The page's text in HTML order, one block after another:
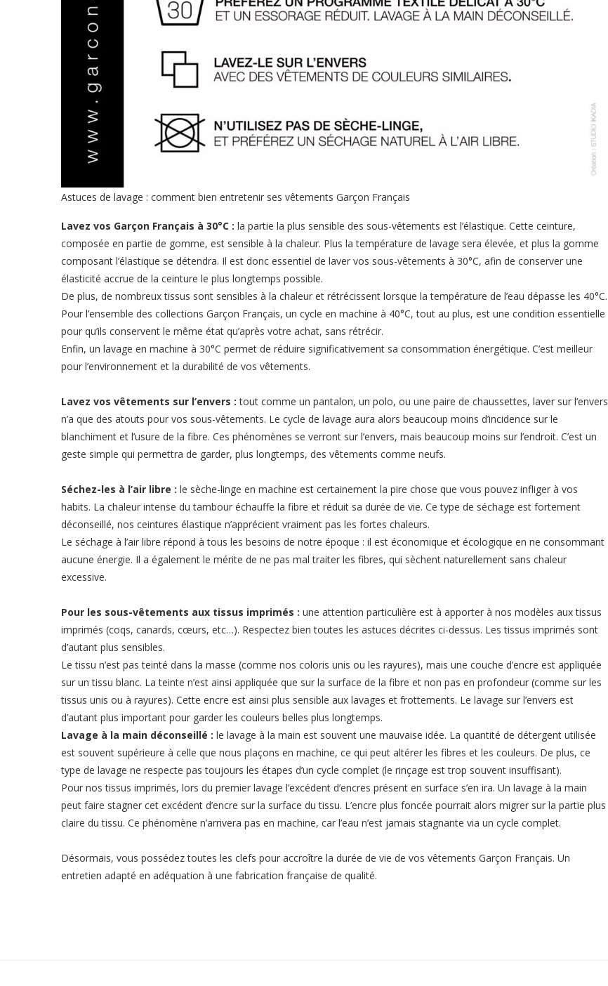
Astuces de lavage : comment bien entretenir ses vêtements Garçon Français
Lavez vos Garçon Français à 30°C : la partie la plus sensible des sous-vêtements est l’élastique. Cette ceinture,
composée en partie de gomme, est sensible à la chaleur. Plus la température de lavage sera élevée, et plus la gomme
composant l’élastique se détendra. Il est donc essentiel de laver vos sous-vêtements à 30°C, afin de conserver une
élasticité accrue de la ceinture le plus longtemps possible.
De plus, de nombreux tissus sont sensibles à la chaleur et rétrécissent lorsque la température de l’eau dépasse les 40°C.
Pour l’ensemble des collections Garçon Français, un cycle en machine à 40°C, tout au plus, est une condition essentielle
pour qu’ils conservent le même état qu’après votre achat, sans rétrécir.
Enfin, un lavage en machine à 30°C permet de réduire significativement sa consommation énergétique. C’est meilleur
pour l’environnement et la durabilité de vos vêtements.
Lavez vos vêtements sur l’envers : tout comme un pantalon, un polo, ou une paire de chaussettes, laver sur l’envers
n’a que des atouts pour vos sous-vêtements. Le cycle de lavage aura alors beaucoup moins d’incidence sur le
blanchiment et l’usure de la fibre. Ces phénomènes se verront sur l’envers, mais beaucoup moins sur l’endroit. C’est un
geste simple qui permettra de garder, plus longtemps, des vêtements comme neufs.
Séchez-les à l’air libre : le sèche-linge en machine est certainement la pire chose que vous pouvez infliger à vos
habits. La chaleur intense du tambour échauffe la fibre et réduit sa durée de vie. Ce type de séchage est fortement
déconseillé, nos ceintures élastique n’apprécient vraiment pas les fortes chaleurs.
Le séchage à l’air libre répond à tous les besoins de notre époque : il est économique et écologique en ne consommant
aucune énergie. Il a également le mérite de ne pas mal traiter les fibres, qui sèchent naturellement sans chaleur
excessive.
Pour les sous-vêtements aux tissus imprimés : une attention particulière est à apporter à nos modèles aux tissus
imprimés (coqs, canards, cœurs, etc…). Respectez bien toutes les astuces décrites ci-dessus. Les tissus imprimés sont
d’autant plus sensibles.
Le tissu n’est pas teinté dans la masse (comme nos coloris unis ou les rayures), mais une couche d’encre est appliquée
sur un tissu blanc. La teinte n’est ainsi appliquée que sur la surface de la fibre et non pas en profondeur (comme sur les
tissus unis ou à rayures). Cette encre est ainsi plus sensible aux lavages et frottements. Le lavage sur l’envers est
d’autant plus important pour garder les couleurs belles plus longtemps.
Lavage à la main déconseillé : le lavage à la main est souvent une mauvaise idée. La quantité de détergent utilisée
est souvent supérieure à celle que nous plaçons en machine, ce qui peut altérer les fibres et les couleurs. De plus, ce
type de lavage ne respecte pas toujours les étapes d’un cycle complet (le rinçage est trop souvent insuffisant).
Pour nos tissus imprimés, lors du premier lavage l’excédent d’encres présent en surface s’en ira. Un lavage à la main
peut faire stagner cet excédent d’encre sur la surface du tissu. L’encre plus foncée pourrait alors migrer sur la partie plus
claire du tissu. Ce phénomène n’arrivera pas en machine, car l’eau n’est jamais stagnante via un cycle complet.
Désormais, vous possédez toutes les clefs pour accroître la durée de vie de vos vêtements Garçon Français. Un
entretien adapté en adéquation à une fabrication française de qualité.